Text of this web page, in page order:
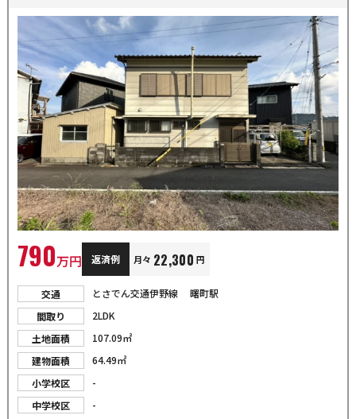
790万円 返済例 月々 22,300 円
交通
とさでん交通伊野線 曙町駅
間取り
2LDK
土地面積
107.09㎡
建物面積
64.49㎡
小学校区
-
中学校区
-